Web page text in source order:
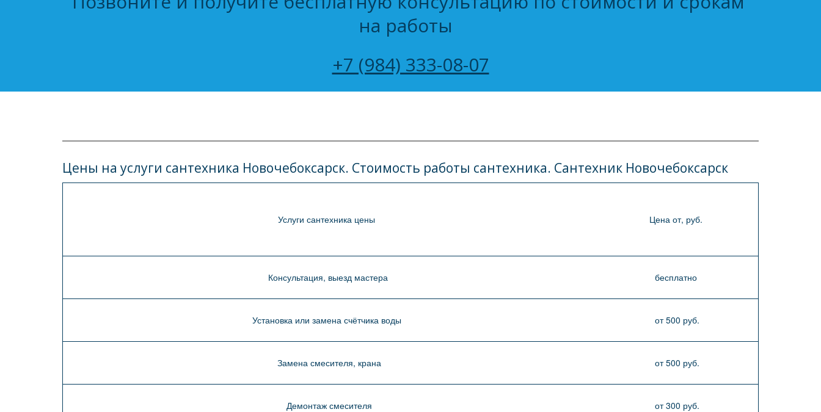
на работы
+7 (984) 333-08-07
Цены на услуги сантехника Новочебоксарск. Стоимость работы сантехника. Сантехник Новочебоксарск
Услуги сантехника цены Цена от, руб.
Консультация, выезд мастера бесплатно
Установка или замена счётчика воды от 500 руб.
Замена смесителя, крана от 500 руб.
Демонтаж смесителя от 300 руб.